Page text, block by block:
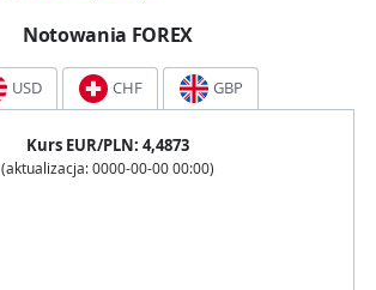
Notowania FOREX
USD CHF GBP
Kurs EUR/PLN: 4,4873
(aktualizacja: 0000-00-00 00:00)